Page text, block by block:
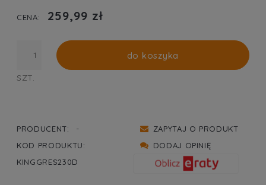
CENA: 259,99 zł
SZT.
do koszyka
PRODUCENT: -
KOD PRODUKTU:
KINGGRES230D
ZAPYTAJ O PRODUKT
DODAJ OPINIĘ